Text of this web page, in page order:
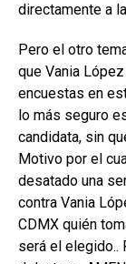
directamente a
Pero el otro
que Vania
encuestas en
lo más seguro
candidata, sin
Motivo por el
desatado una
contra Vania
CDMX quién
será el elegido..